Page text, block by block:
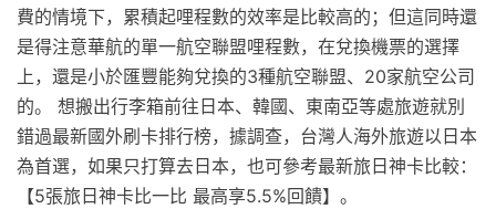
費的情境下，累積起哩程數的效率是比較高的；但這同時還
是得注意華航的單一航空聯盟哩程數，在兌換機票的選擇
上，還是小於匯豐能夠兌換的3種航空聯盟、20家航空公司
的。 想搬出行李箱前往日本、韓國、東南亞等處旅遊就別
錯過最新國外刷卡排行榜，據調查，台灣人海外旅遊以日本
為首選，如果只打算去日本，也可參考最新旅日神卡比較：
【5張旅日神卡比一比 最高享5.5%回饋】。